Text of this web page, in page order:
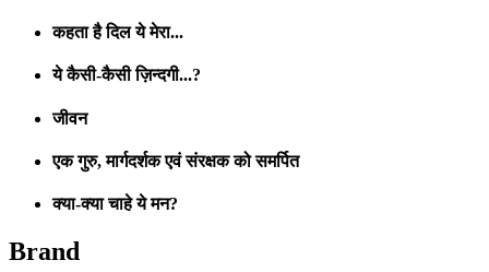
कहता है दिल ये मेरा...
ये कैसी-कैसी ज़िन्दगी...?
जीवन
एक गुरु, मार्गदर्शक एवं संरक्षक को समर्पित
क्या-क्या चाहे ये मन?
Brand